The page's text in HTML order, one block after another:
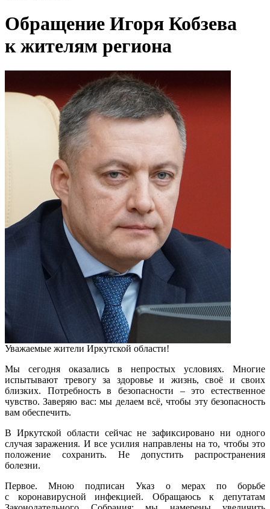
Обращение Игоря Кобзева
к жителям региона
Уважаемые жители Иркутской области!
Мы сегодня оказались в непростых условиях. Многие
испытывают тревогу за здоровье и жизнь, своё и своих
близких. Потребность в безопасности – это естественное
чувство. Заверяю вас: мы делаем всё, чтобы эту безопасность
вам обеспечить.
В Иркутской области сейчас не зафиксировано ни одного
случая заражения. И все усилия направлены на то, чтобы это
положение сохранить. Не допустить распространения
болезни.
Первое. Мною подписан Указ о мерах по борьбе
с коронавирусной инфекцией. Обращаюсь к депутатам